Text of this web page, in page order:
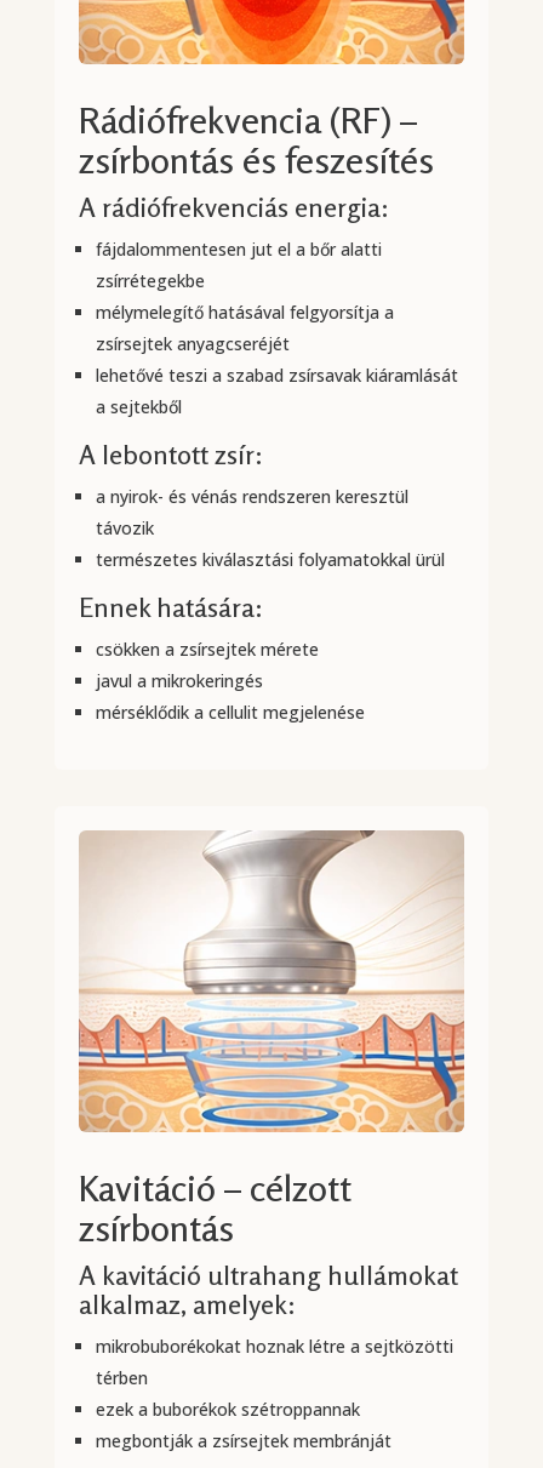
Rádiófrekvencia (RF) –
zsírbontás és feszesítés
A rádiófrekvenciás energia:
fájdalommentesen jut el a bőr alatti
zsírrétegekbe
mélymelegítő hatásával felgyorsítja a
zsírsejtek anyagcseréjét
lehetővé teszi a szabad zsírsavak kiáramlását
a sejtekből
A lebontott zsír:
a nyirok- és vénás rendszeren keresztül
távozik
természetes kiválasztási folyamatokkal ürül
Ennek hatására:
csökken a zsírsejtek mérete
javul a mikrokeringés
mérséklődik a cellulit megjelenése
Kavitáció – célzott
zsírbontás
A kavitáció ultrahang hullámokat
alkalmaz, amelyek:
mikrobuborékokat hoznak létre a sejtközötti
térben
ezek a buborékok szétroppannak
megbontják a zsírsejtek membránját